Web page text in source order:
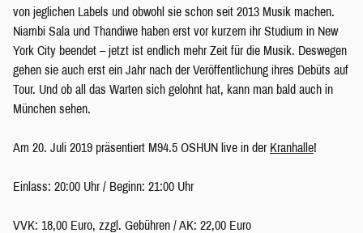
von jeglichen Labels und obwohl sie schon seit 2013 Musik machen.
Niambi Sala und Thandiwe haben erst vor kurzem ihr Studium in New
York City beendet – jetzt ist endlich mehr Zeit für die Musik. Deswegen
gehen sie auch erst ein Jahr nach der Veröffentlichung ihres Debüts auf
Tour. Und ob all das Warten sich gelohnt hat, kann man bald auch in
München sehen.
Am 20. Juli 2019 präsentiert M94.5 OSHUN live in der Kranhalle!
Einlass: 20:00 Uhr / Beginn: 21:00 Uhr
VVK: 18,00 Euro, zzgl. Gebühren / AK: 22,00 Euro